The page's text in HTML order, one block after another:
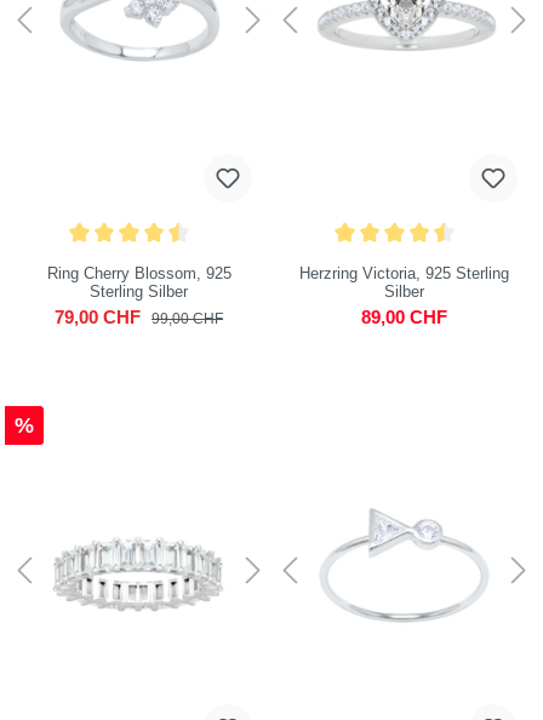
Ring Cherry Blossom, 925
Sterling Silber
79,00 CHF 99,00 CHF
Herzring Victoria, 925 Sterling
Silber
89,00 CHF
%